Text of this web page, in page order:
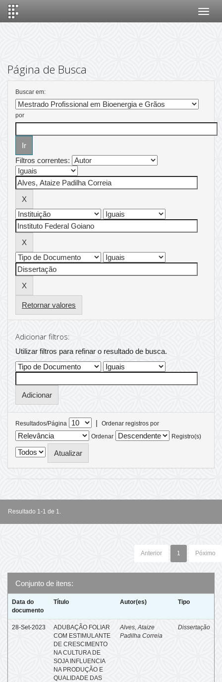
Página de Busca
Buscar em:
por
Filtros correntes:
Retornar valores
Adicionar filtros:
Utilizar filtros para refinar o resultado de busca.
Resultados/Página |
Ordenar registros por
Ordenar
Registro(s)
Resultado 1-1 de 1.
Anterior 1 Póximo
Conjunto de itens:
Data do
documento
Título Autor(es) Tipo
28-Set-2023
ADUBAÇÃO FOLIAR
COM ESTIMULANTE
DE CRESCIMENTO
NA CULTURA DE
SOJA INFLUENCIA
NA PRODUÇÃO E
QUALIDADE DAS
Alves, Ataize
Padilha Correia
Dissertação